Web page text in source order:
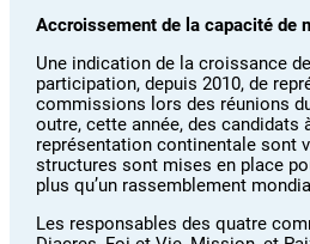
Accroissement de la capacité de
Une indication de la croissance
participation, depuis 2010, de
commissions lors des réunions
outre, cette année, des candidats
représentation continentale sont
structures sont mises en place
plus qu’un rassemblement
Les responsables des quatre